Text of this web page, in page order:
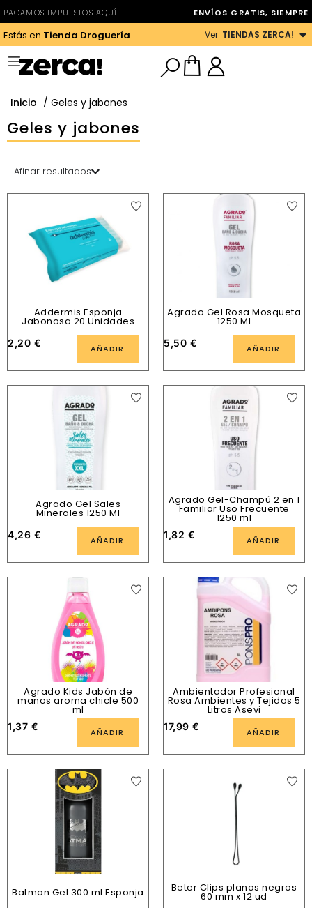
PAGAMOS IMPUESTOS AQUÍ | ENVÍOS GRATIS, SIEMPRE
Estás en Tienda Droguería Ver TIENDAS ZERCA!
Inicio / Geles y jabones
Geles y jabones
Afinar resultados
Addermis Esponja
Jabonosa 20 Unidades
2,20 € AÑADIR
Agrado Gel Rosa Mosqueta
1250 Ml
5,50 € AÑADIR
Agrado Gel Sales
Minerales 1250 Ml
4,26 € AÑADIR
Agrado Gel-Champú 2 en 1
Familiar Uso Frecuente
1250 ml
1,82 € AÑADIR
Agrado Kids Jabón de
manos aroma chicle 500
ml
1,37 € AÑADIR
Ambientador Profesional
Rosa Ambientes y Tejidos 5
Litros Asevi
17,99 € AÑADIR
Batman Gel 300 ml Esponja Beter Clips planos negros
60 mm x 12 ud